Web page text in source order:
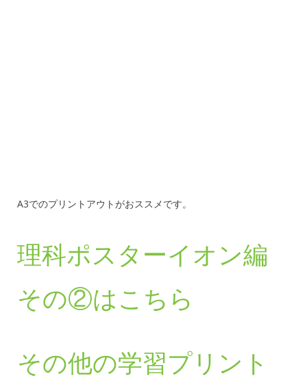
A3でのプリントアウトがおススメです。
理科ポスターイオン編
その②はこちら
その他の学習プリント